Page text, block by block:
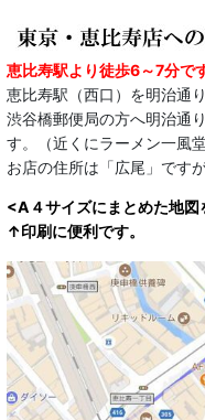
恵比寿駅より徒歩6～7分です
恵比寿駅（西口）を明治通
渋谷橋郵便局の方へ明治通
す。（近くにラーメン一風
お店の住所は「広尾」です
<A４サイズにまとめた地図
↑印刷に便利です。